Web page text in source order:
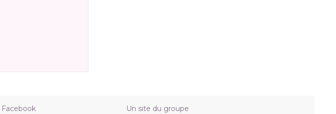
Facebook
Un site du groupe